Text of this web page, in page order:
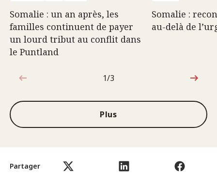
Partager
Somalie : un an après, les
familles continuent de payer
un lourd tribut au conflit dans
le Puntland
Somalie :
au-delà de
1sur3
1/3
Plus